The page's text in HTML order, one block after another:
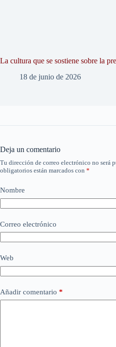
La cultura que se sostiene sobre la
18 de junio de 2026
Deja un comentario
Tu dirección de correo electrónico no será
obligatorios están marcados con *
Nombre
Correo electrónico
Web
Añadir comentario *